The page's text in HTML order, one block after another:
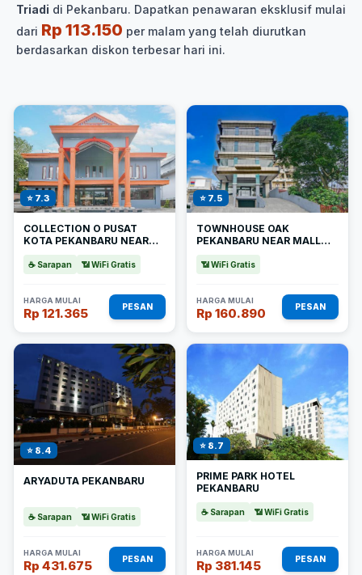
Triadi di Pekanbaru. Dapatkan penawaran eksklusif mulai
dari Rp 113.150 per malam yang telah diurutkan
berdasarkan diskon terbesar hari ini.
⭐ 7.3
COLLECTION O PUSAT
KOTA PEKANBARU NEAR
HOTEL OLGARIA
☕ Sarapan 📶 WiFi Gratis
HARGA MULAI
Rp 121.365 PESAN
⭐ 7.5
TOWNHOUSE OAK
PEKANBARU NEAR MALL
HOTEL GRAND SAHARA
📶 WiFi Gratis
HARGA MULAI
Rp 160.890 PESAN
⭐ 8.4
ARYADUTA PEKANBARU
☕ Sarapan 📶 WiFi Gratis
HARGA MULAI
Rp 431.675 PESAN
⭐ 8.7
PRIME PARK HOTEL
PEKANBARU
☕ Sarapan 📶 WiFi Gratis
HARGA MULAI
Rp 381.145 PESAN